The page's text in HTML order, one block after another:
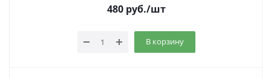
480руб./шт
В корзину